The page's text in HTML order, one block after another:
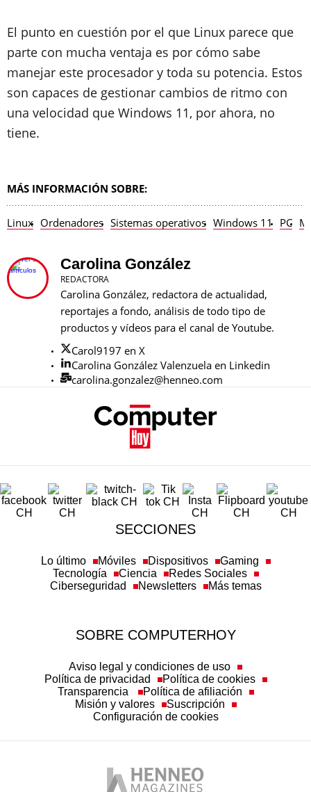
El punto en cuestión por el que Linux parece que
parte con mucha ventaja es por cómo sabe
manejar este procesador y toda su potencia. Estos
son capaces de gestionar cambios de ritmo con
una velocidad que Windows 11, por ahora, no
tiene.
MÁS INFORMACIÓN SOBRE:
Linux Ordenadores Sistemas operativos Windows 11 PC
Carolina González
REDACTORA
Carolina González, redactora de actualidad,
reportajes a fondo, análisis de todo tipo de
productos y vídeos para el canal de Youtube.
Carol9197 en X
Carolina González Valenzuela en Linkedin
carolina.gonzalez@henneo.com
SECCIONES
Lo último Móviles Dispositivos
Gaming
Tecnología
Ciencia
Redes Sociales
Ciberseguridad
Newsletters Más temas
SOBRE COMPUTERHOY
Aviso legal y condiciones de uso
Política de privacidad
Política de cookies
Transparencia
Política de afiliación
Misión y valores
Suscripción
Configuración de cookies